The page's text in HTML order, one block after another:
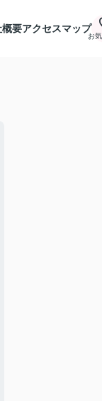
概要アクセスマップ
お